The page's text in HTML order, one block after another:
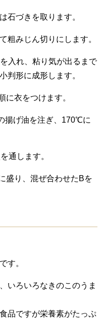
づきを取ります。
みじん切りにします。
入れ、粘り気が出るまで
判形に成形します。
衣をつけます。
揚げ油を注ぎ、170℃に
します。
盛り、混ぜ合わせたBを
す。
いろいろなきのこのうま
品ですが栄養素がたっぷ